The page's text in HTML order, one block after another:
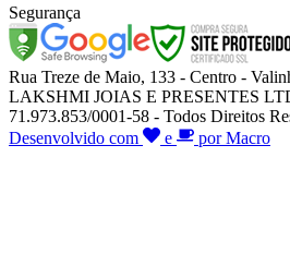
Segurança
Rua Treze de Maio, 133 - Centro -
LAKSHMI JOIAS E PRESENTES
71.973.853/0001-58 - Todos Direitos
Desenvolvido com
e por Macro